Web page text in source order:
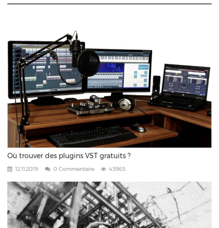
Où trouver des plugins VST gratuits ?
12.11.2019 0 Commentaire 43965